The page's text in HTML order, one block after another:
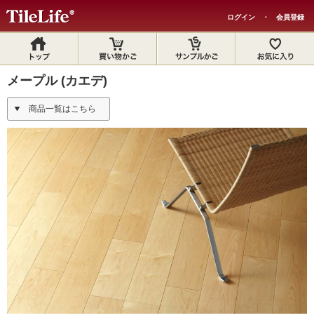
ログイン ・ 会員登録
メープル (カエデ)
商品一覧はこちら